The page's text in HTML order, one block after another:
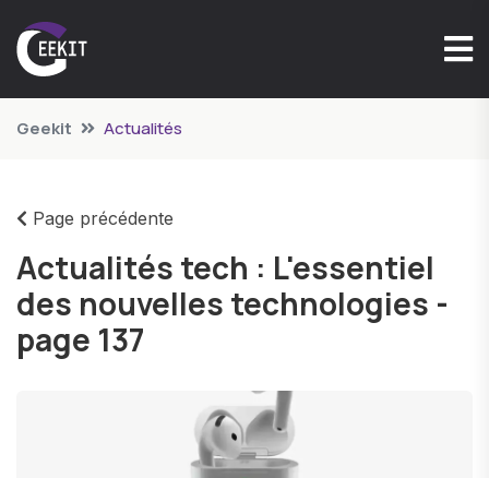
Geekit Actualités
Page précédente
Actualités tech : L'essentiel
des nouvelles technologies -
page 137